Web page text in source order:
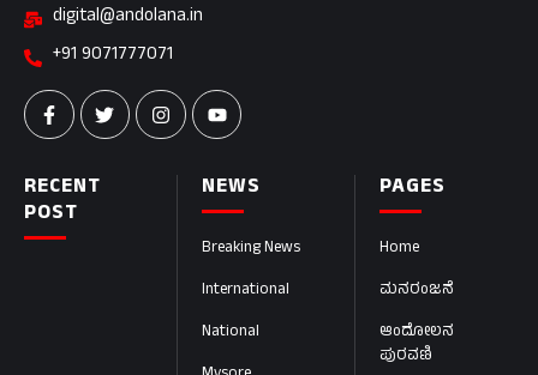
PAGES
Home
ಮನರಂಜನೆ
ಆಂದೋಲನ
ಪುರವಣಿ
NEWS
Breaking News
International
National
RECENT
POST
digital@andolana.in
+91 9071777071